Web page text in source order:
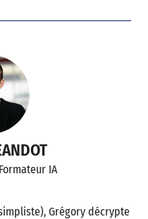
IA
Grégory décrypte